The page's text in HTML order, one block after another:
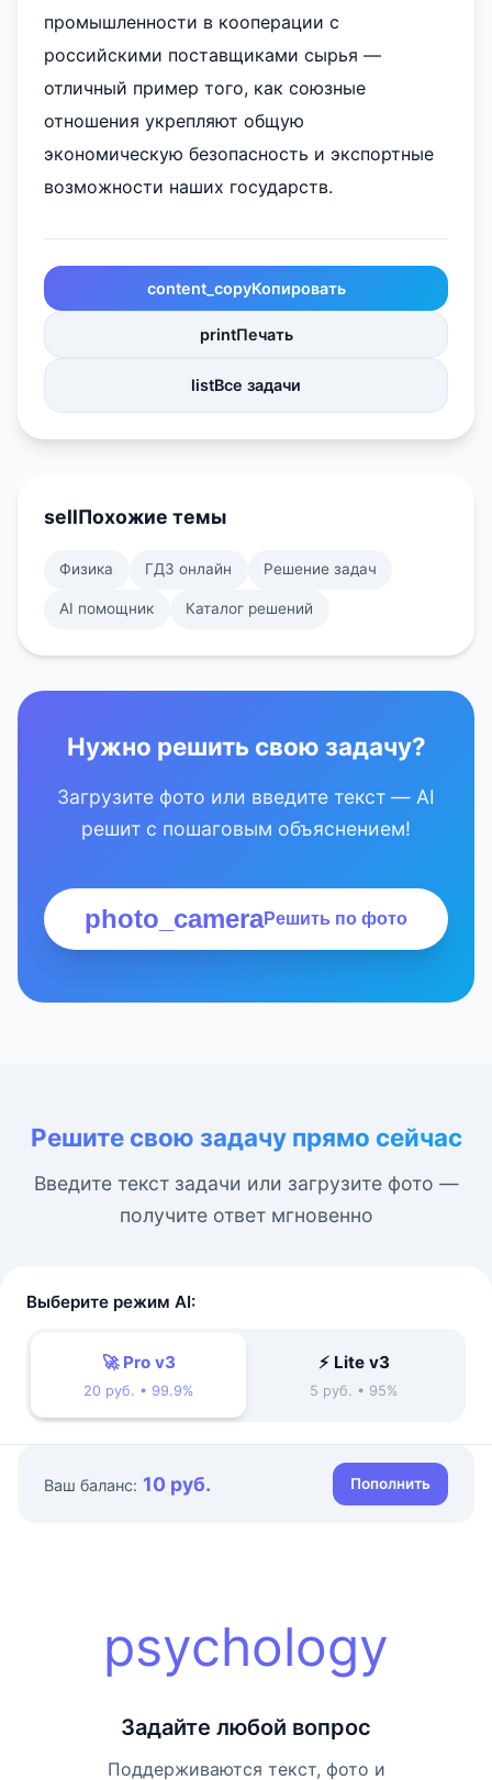
промышленности в кооперации с
российскими поставщиками сырья —
отличный пример того, как союзные
отношения укрепляют общую
экономическую безопасность и экспортные
возможности наших государств.
content_copyКопировать
printПечать
listВсе задачи
sellПохожие темы
Физика ГДЗ онлайн Решение задач
AI помощник Каталог решений
Нужно решить свою задачу?
Загрузите фото или введите текст — AI
решит с пошаговым объяснением!
photo_cameraРешить по фото
Решите свою задачу прямо сейчас
Введите текст задачи или загрузите фото —
получите ответ мгновенно
Выберите режим AI:
🚀 Pro v3
20 руб. • 99.9%
⚡ Lite v3
5 руб. • 95%
Ваш баланс: 10 руб. Пополнить
psychology
Задайте любой вопрос
Поддерживаются текст, фото и